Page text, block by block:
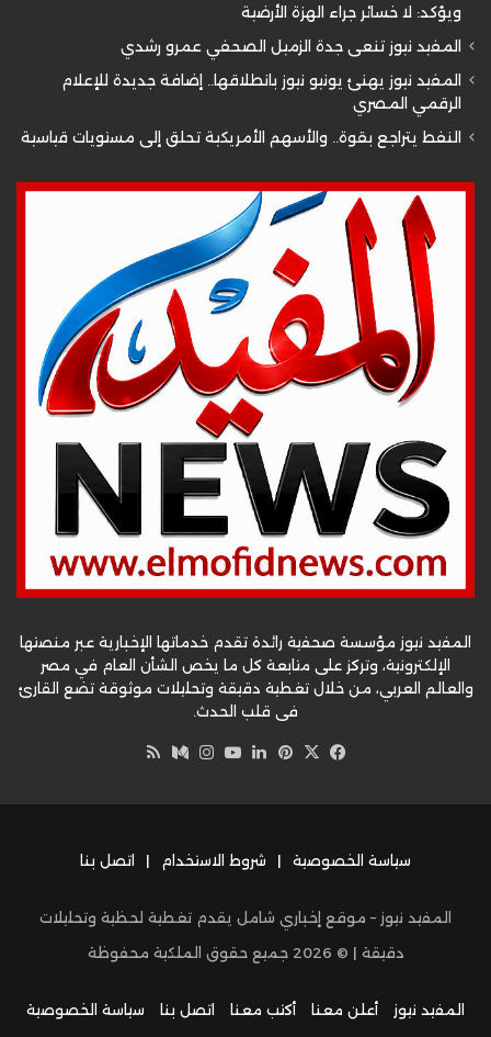
ويؤكد: لا خسائر جراء الهزة الأرضية
المفيد نيوز تنعى جدة الزميل الصحفي عمرو رشدي
المفيد نيوز يهنئ يونيو نيوز بانطلاقها.. إضافة جديدة للإعلام
الرقمي المصري
النفط يتراجع بقوة.. والأسهم الأمريكية تحلق إلى مستويات قياسية
المفيد نيوز مؤسسة صحفية رائدة تقدم خدماتها الإخبارية عبر منصتها
الإلكترونية، وتركز على متابعة كل ما يخص الشأن العام في مصر
والعالم العربي، من خلال تغطية دقيقة وتحليلات موثوقة تضع القارئ
في قلب الحدث.
فيسبوك
‫X بينتيريست
لينكدإن‫YouTube
انستقرام
وسط
سياسة الخصوصية | شروط الاستخدام | اتصل بنا
المفيد نيوز – موقع إخباري شامل يقدم تغطية لحظية وتحليلات
دقيقة | © 2026 جميع حقوق الملكية محفوظة
المفيد نيوز أعلن معنا أكتب معنا اتصل بنا
سياسة الخصوصية